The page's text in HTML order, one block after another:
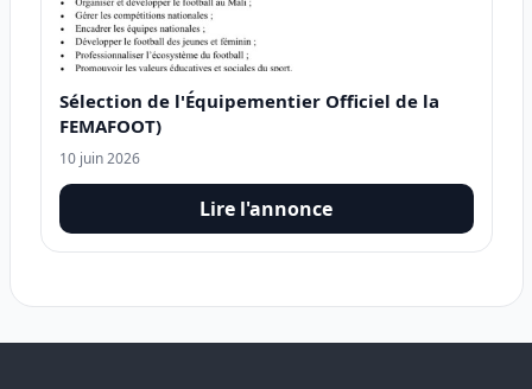
Sélection de l'Équipementier Officiel de la
FEMAFOOT)
10 juin 2026
Lire l'annonce